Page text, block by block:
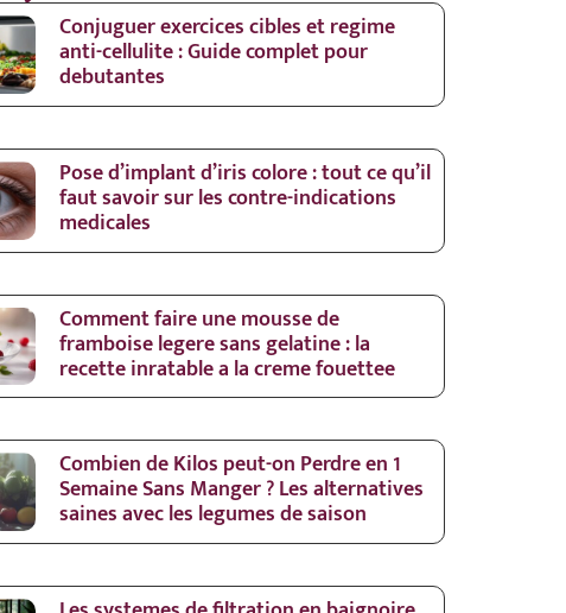
Conjuguer exercices cibles et regime
anti-cellulite : Guide complet pour
debutantes
Pose d’implant d’iris colore : tout ce qu’il
faut savoir sur les contre-indications
medicales
Comment faire une mousse de
framboise legere sans gelatine : la
recette inratable a la creme fouettee
Combien de Kilos peut-on Perdre en 1
Semaine Sans Manger ? Les alternatives
saines avec les legumes de saison